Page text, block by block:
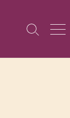
Search